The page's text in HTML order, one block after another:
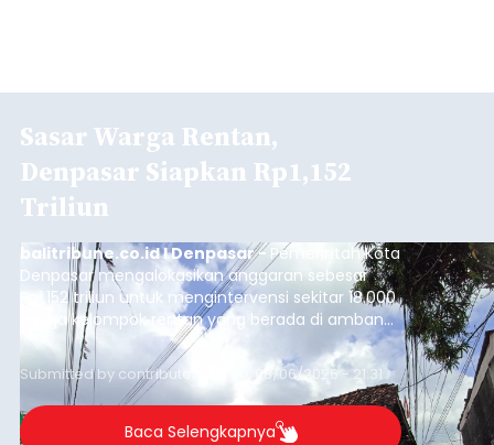
Sasar Warga Rentan,
Denpasar Siapkan Rp1,152
Triliun
balitribune.co.id I Denpasar - Pemerintah Kota
Denpasar mengalokasikan anggaran sebesar
Rp1,152 triliun untuk mengintervensi sekitar 18.000
warga kelompok rentan yang berada di ambang
garis kemiskinan. Langkah strategis ini diambil
guna menjaga masyarakat yang berada pada
kelompok desil 5 dan 6 tersebut agar tidak
merosot ke kategori miskin.
Submitted by contributor Thu, 08/06/2026 - 21:31
Baca Selengkapnya